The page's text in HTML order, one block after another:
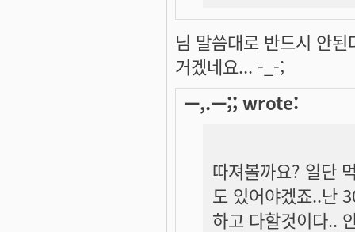
님 말씀대로 반드시 안
거겠네요... -_-;
ㅡ,.ㅡ;; wrote:
따져볼까요? 일단
도 있어야겠죠..난
하고 다할것이다..